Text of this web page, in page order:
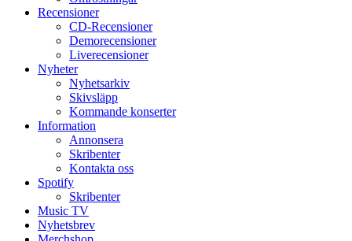
Recensioner
CD-Recensioner
Demorecensioner
Liverecensioner
Nyheter
Nyhetsarkiv
Skivsläpp
Kommande konserter
Information
Annonsera
Skribenter
Kontakta oss
Spotify
Skribenter
Music TV
Nyhetsbrev